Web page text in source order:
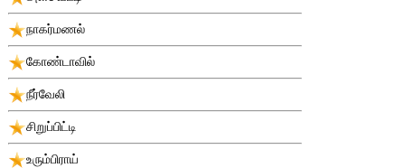
நாகர்மணல்
கோண்டாவில்
நீர்வேலி
சிறுப்பிட்டி
உரும்பிராய்